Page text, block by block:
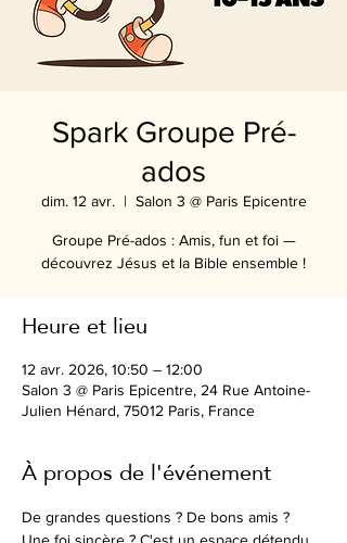
Spark Groupe Pré-
ados
dim. 12 avr.
  |
Salon 3 @ Paris Epicentre
Groupe Pré-ados : Amis, fun et foi —
découvrez Jésus et la Bible ensemble !
Heure et lieu
12 avr. 2026, 10:50 – 12:00
Salon 3 @ Paris Epicentre, 24 Rue Antoine-
Julien Hénard, 75012 Paris, France
À propos de l'événement
De grandes questions ? De bons amis ?